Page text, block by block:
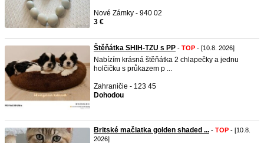
Nové Zámky - 940 02
3 €
Štěňátka SHIH-TZU s PP - TOP - [10.8. 2026]
Nabízím krásná štěňátka 2 chlapečky a jednu
holčičku s průkazem p ...
Zahraničie - 123 45
Dohodou
Britské mačiatka golden shaded ... - TOP - [10.8.
2026]